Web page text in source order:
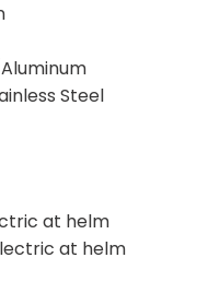
Aluminum
Steel
at helm
at helm